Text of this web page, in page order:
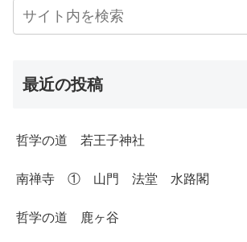
最近の投稿
哲学の道 若王子神社
南禅寺 ① 山門 法堂 水路閣
哲学の道 鹿ヶ谷